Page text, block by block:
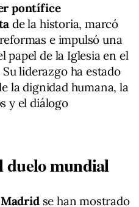
pontífice
de la historia, marcó
e impulsó una
papel de la Iglesia en el
liderazgo ha estado
la dignidad humana, la
y el diálogo
duelo mundial
se han mostrado